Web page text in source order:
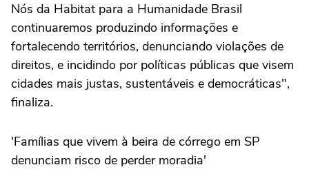
Nós da Habitat para a Humanidade Brasil
continuaremos produzindo informações e
fortalecendo territórios, denunciando violações de
direitos, e incidindo por políticas públicas que visem
cidades mais justas, sustentáveis e democráticas",
finaliza.
'Famílias que vivem à beira de córrego em SP
denunciam risco de perder moradia'